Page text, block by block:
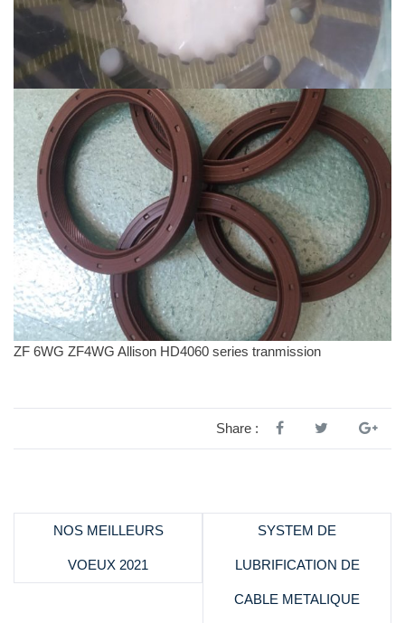
ZF 6WG ZF4WG Allison HD4060 series tranmission
Share :
NOS MEILLEURS
VOEUX 2021
SYSTEM DE
LUBRIFICATION DE
CABLE METALIQUE